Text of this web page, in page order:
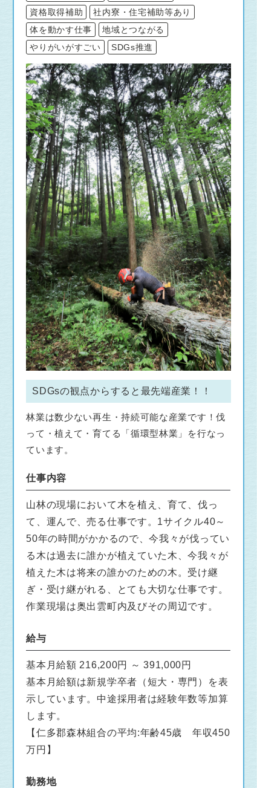
資格取得補助
社内寮・住宅補助等あり
体を動かす仕事
地域とつながる
やりがいがすごい
SDGs推進
SDGsの観点からすると最先端産業！！
林業は数少ない再生・持続可能な産業です！伐
って・植えて・育てる「循環型林業」を行なっ
ています。
仕事内容
山林の現場において木を植え、育て、伐っ
て、運んで、売る仕事です。1サイクル40～
50年の時間がかかるので、今我々が伐ってい
る木は過去に誰かが植えていた木、今我々が
植えた木は将来の誰かのための木。受け継
ぎ・受け継がれる、とても大切な仕事です。
作業現場は奥出雲町内及びその周辺です。
給与
基本月給額 216,200円 ～ 391,000円
基本月給額は新規学卒者（短大・専門）を表
示しています。中途採用者は経験年数等加算
します。
【仁多郡森林組合の平均:年齢45歳 年収450
万円】
勤務地